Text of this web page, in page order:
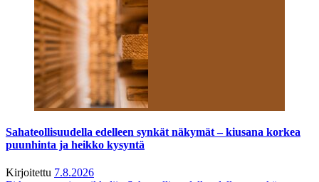
Sahateollisuudella edelleen synkät näkymät – kiusana korkea
puunhinta ja heikko kysyntä
Kirjoitettu 7.8.2026